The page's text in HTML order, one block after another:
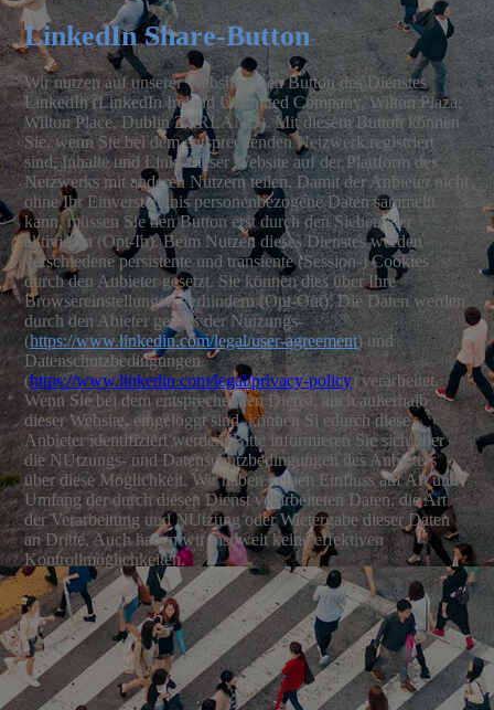
LinkedIn Share-Button
Wir nutzen auf unserer Website einen Button des Dienstes
LinkedIn (LinkedIn Ireland Unlimited Company, Wilton Plaza,
Wilton Place, Dublin 2, IRLAND). Mit diesem Button können
Sie, wenn Sie bei dem entsprechenden Netzwerk registriert
sind, Inhalte und Links dieser Website auf der Plattform des
Netzwerks mit anderen Nutzern teilen. Damit der Anbieter nicht
ohne Ihr Einverständnis personenbezogene Daten sammeln
kann, müssen Sie den Button erst durch den Sieberegler
aktivieren (Opt-In). Beim Nutzen dieses Dienstes werden
verschiedene persistente und transiente (Session-) Cookies
durch den Anbieter gesetzt. Sie können dies über Ihre
Browsereinstellungen verhindern (Opt-Out). Die Daten werden
durch den Abieter gemäß der Nutzungs-
(https://www.linkedin.com/legal/user-agreement) und
Datenschutzbedingungen
(https://www.linkedin.com/legal/privacy-policy) verarbeitet.
Wenn Sie bei dem entsprechenden Dienst, auch außerhalb
dieser Website, eingeloggt sind, können Si edurch diese
Anbieter identifiziert werden. Bitte informieren Sie sich über
die NUtzungs- und Datenschutzbedingungen des Anbieters
über diese Möglichkeit. Wir haben keinen Einfluss auf Art und
Umfang der durch diesen Dienst verarbeiteten Daten, die Art
der Verarbeitung und NUtzung oder Wietergabe dieser Daten
an Dritte. Auch haben wir insoweit keine effektiven
Kontrollmöglichkeiten.